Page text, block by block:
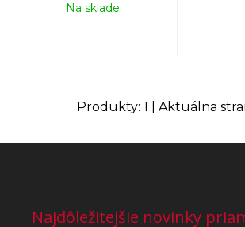
Na sklade
Produkty: 1 | Aktuálna
Najdôležitejšie novinky